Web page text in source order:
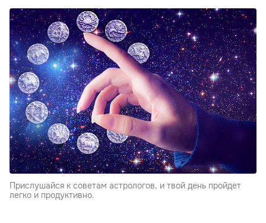
Прислушайся к советам астрологов, и твой день пройдет
легко и продуктивно.